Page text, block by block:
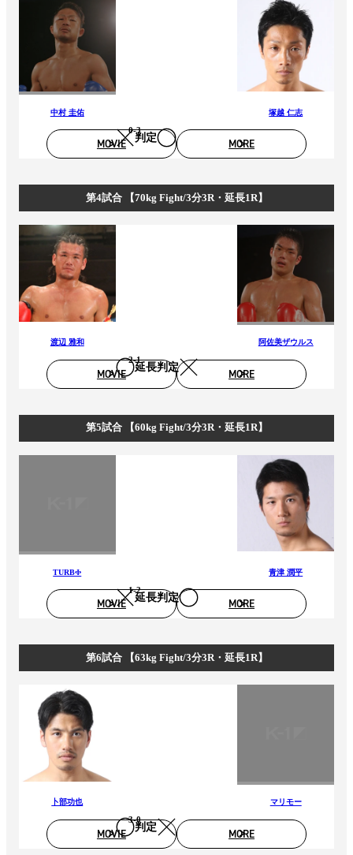
中村 圭佑
判定
0-3
塚越 仁志
MOVIE MORE
第4試合 【70kg Fight/3分3R・延長1R】
渡辺 雅和
延長判定
2-1
阿佐美ザウルス
MOVIE MORE
第5試合 【60kg Fight/3分3R・延長1R】
TURBΦ
延長判定
1-2
青津 潤平
MOVIE MORE
第6試合 【63kg Fight/3分3R・延長1R】
卜部功也
判定
3-0
マリモー
MOVIE MORE